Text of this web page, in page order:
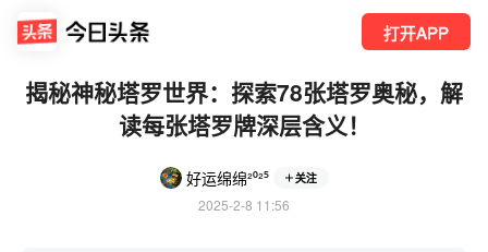
打开APP
揭秘神秘塔罗世界：探索78张塔罗奥秘，解
读每张塔罗牌深层含义！
好运绵绵²⁰²⁵ 关注
2025-2-8 11:56